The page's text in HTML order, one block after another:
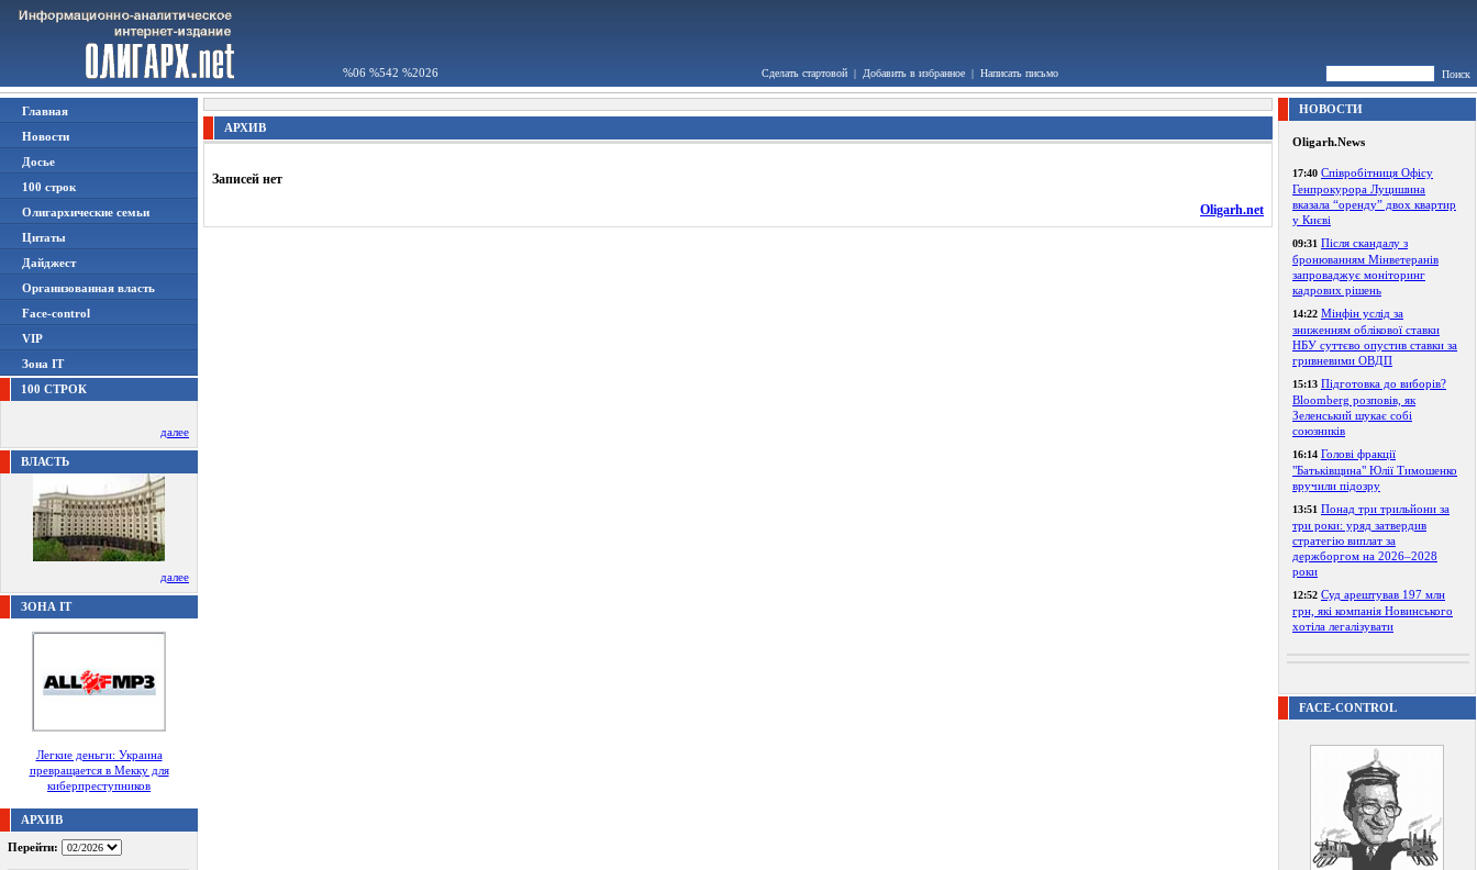
%06 %542 %2026 Сделать стартовой | Добавить в избранное | Написать письмо Поиск
Главная
Новости
Досье
100 строк
Олигархические семьи
Цитаты
Дайджест
Организованная власть
Face-control
VIP
Зона IT
100 СТРОК
далее
ВЛАСТЬ
далее
ЗОНА IT
Легкие деньги: Украина
превращается в Мекку для
киберпреступников
АРХИВ
Перейти:
АРХИВ
Записей нет
Oligarh.net
НОВОСТИ
Oligarh.News
17:40 Співробітниця Офісу
Генпрокурора Луцишина
вказала “оренду” двох квартир
у Києві
09:31 Після скандалу з
бронюванням Мінветеранів
запроваджує моніторинг
кадрових рішень
14:22 Мінфін услід за
зниженням облікової ставки
НБУ суттєво опустив ставки за
гривневими ОВДП
15:13 Підготовка до виборів?
Bloomberg розповів, як
Зеленський шукає собі
союзників
16:14 Голові фракції
"Батьківщина" Юлії Тимошенко
вручили підозру
13:51 Понад три трильйони за
три роки: уряд затвердив
стратегію виплат за
держборгом на 2026–2028
роки
12:52 Суд арештував 197 млн
грн, які компанія Новинського
хотіла легалізувати
FACE-CONTROL